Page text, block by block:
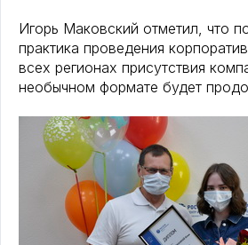
Игорь Маковский отметил, что
практика проведения
всех регионах присутствия
необычном формате будет